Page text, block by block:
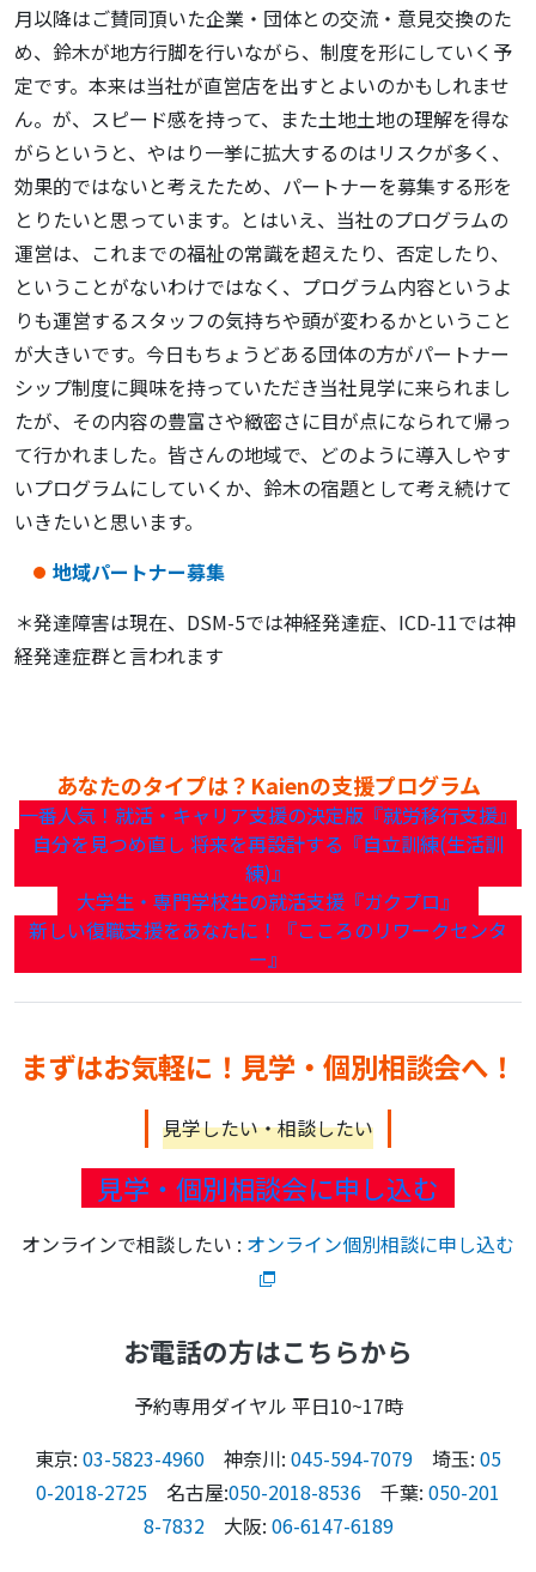
月以降はご賛同頂いた企業・団体との交流・意見交換のた
め、鈴木が地方行脚を行いながら、制度を形にしていく予
定です。本来は当社が直営店を出すとよいのかもしれませ
ん。が、スピード感を持って、また土地土地の理解を得な
がらというと、やはり一挙に拡大するのはリスクが多く、
効果的ではないと考えたため、パートナーを募集する形を
とりたいと思っています。とはいえ、当社のプログラムの
運営は、これまでの福祉の常識を超えたり、否定したり、
ということがないわけではなく、プログラム内容というよ
りも運営するスタッフの気持ちや頭が変わるかということ
が大きいです。今日もちょうどある団体の方がパートナー
シップ制度に興味を持っていただき当社見学に来られまし
たが、その内容の豊富さや緻密さに目が点になられて帰っ
て行かれました。皆さんの地域で、どのように導入しやす
いプログラムにしていくか、鈴木の宿題として考え続けて
いきたいと思います。
地域パートナー募集
＊発達障害は現在、DSM-5では神経発達症、ICD-11では神
経発達症群と言われます
あなたのタイプは？Kaienの支援プログラム
一番人気！就活・キャリア支援の決定版『就労移行支援』
自分を見つめ直し 将来を再設計する『自立訓練(生活訓
練)』
大学生・専門学校生の就活支援『ガクプロ』
新しい復職支援をあなたに！『こころのリワークセンタ
ー』
まずはお気軽に！見学・個別相談会へ！
見学したい・相談したい
見学・個別相談会に申し込む
オンラインで相談したい : オンライン個別相談に申し込む
お電話の方はこちらから
予約専用ダイヤル 平日10~17時
東京: 03-5823-4960 神奈川: 045-594-7079 埼玉: 05
0-2018-2725 名古屋:050-2018-8536 千葉: 050-201
8-7832大阪: 06-6147-6189